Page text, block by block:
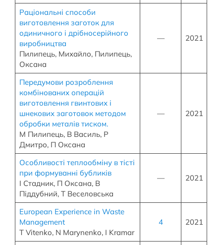
Раціональні способи
виготовлення заготок для
одиничного і дрібносерійного
виробництва
Пилипець, Михайло, Пилипець,
Оксана
— 2021
Передумови розроблення
комбінованих операцій
виготовлення гвинтових і
шнекових заготовок методом
обробки металів тиском.
М Пилипець, В Василь, Р
Дмитро, П Оксана
— 2021
Особливості теплообміну в тісті
при формуванні бубликів
І Стадник, П Оксана, В
Піддубний, Т Веселовська
— 2021
European Experience in Waste
Management
T Vitenko, N Marynenko, I Kramar
4 2021